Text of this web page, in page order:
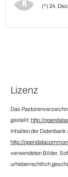
(*) 24.
Lizenz
Das
gestellt:http://
Inhalten der
http://
verwendeten Bilder.
urheberrechtlich